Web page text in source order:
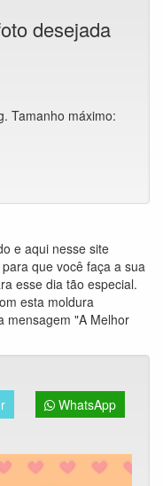
desejada
Tamanho máximo:
e aqui nesse site
que você faça a sua
esse dia tão especial.
esta moldura
mensagem "A Melhor
WhatsApp